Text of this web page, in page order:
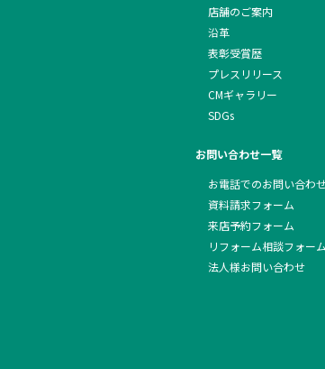
店舗のご案内
沿革
表彰受賞歴
プレスリリース
CMギャラリー
SDGs
お問い合わせ一覧
お電話でのお問い合わ
資料請求フォーム
来店予約フォーム
リフォーム相談フォーム
法人様お問い合わせ